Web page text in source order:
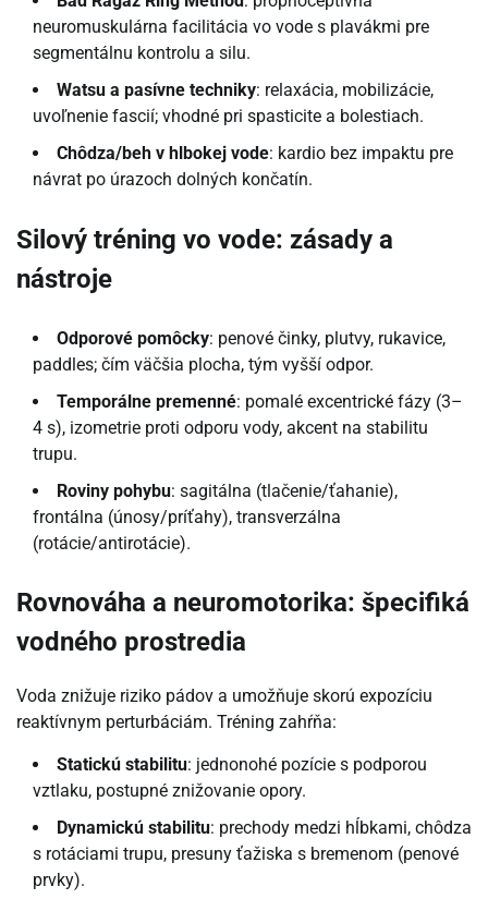
neuromuskulárna facilitácia vo vode s plavákmi pre
segmentálnu kontrolu a silu.
Watsu a pasívne techniky: relaxácia, mobilizácie,
uvoľnenie fascií; vhodné pri spasticite a bolestiach.
Chôdza/beh v hlbokej vode: kardio bez impaktu pre
návrat po úrazoch dolných končatín.
Silový tréning vo vode: zásady a
nástroje
Odporové pomôcky: penové činky, plutvy, rukavice,
paddles; čím väčšia plocha, tým vyšší odpor.
Temporálne premenné: pomalé excentrické fázy (3–
4 s), izometrie proti odporu vody, akcent na stabilitu
trupu.
Roviny pohybu: sagitálna (tlačenie/ťahanie),
frontálna (únosy/príťahy), transverzálna
(rotácie/antirotácie).
Rovnováha a neuromotorika: špecifiká
vodného prostredia
Voda znižuje riziko pádov a umožňuje skorú expozíciu
reaktívnym perturbáciám. Tréning zahŕňa:
Statickú stabilitu: jednonohé pozície s podporou
vztlaku, postupné znižovanie opory.
Dynamickú stabilitu: prechody medzi hĺbkami, chôdza
s rotáciami trupu, presuny ťažiska s bremenom (penové
prvky).